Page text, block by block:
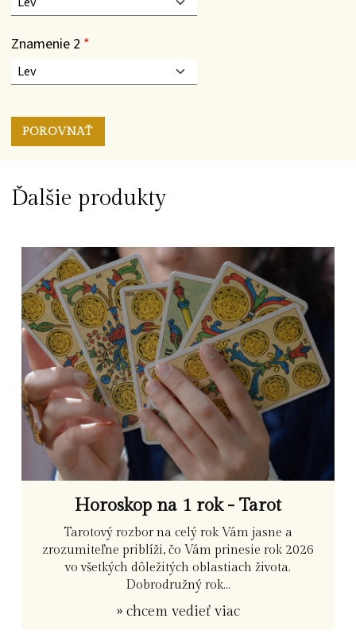
Znamenie 2 *
Ďalšie produkty
Horoskop na 1 rok - Tarot
Tarotový rozbor na celý rok Vám jasne a
zrozumiteľne priblíži, čo Vám prinesie rok 2026
vo všetkých dôležitých oblastiach života.
Dobrodružný rok...
» chcem vedieť viac